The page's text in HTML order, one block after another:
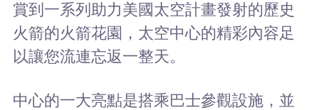
賞到一系列助力美國太空計畫發射的歷史
火箭的火箭花園，太空中心的精彩內容足
以讓您流連忘返一整天。
中心的一大亮點是搭乘巴士參觀設施，並